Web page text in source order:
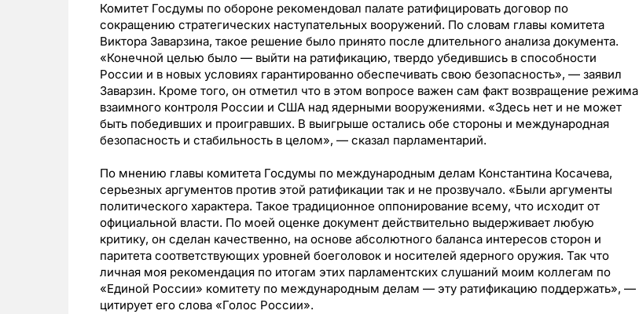
Комитет Госдумы по обороне рекомендовал палате ратифицировать договор по
сокращению стратегических наступательных вооружений. По словам главы комитета
Виктора Заварзина, такое решение было принято после длительного анализа документа.
«Конечной целью было — выйти на ратификацию, твердо убедившись в способности
России и в новых условиях гарантированно обеспечивать свою безопасность», — заявил
Заварзин. Кроме того, он отметил что в этом вопросе важен сам факт возвращение режима
взаимного контроля России и США над ядерными вооружениями. «Здесь нет и не может
быть победивших и проигравших. В выигрыше остались обе стороны и международная
безопасность и стабильность в целом», — сказал парламентарий.
По мнению главы комитета Госдумы по международным делам Константина Косачева,
серьезных аргументов против этой ратификации так и не прозвучало. «Были аргументы
политического характера. Такое традиционное оппонирование всему, что исходит от
официальной власти. По моей оценке документ действительно выдерживает любую
критику, он сделан качественно, на основе абсолютного баланса интересов сторон и
паритета соответствующих уровней боеголовок и носителей ядерного оружия. Так что
личная моя рекомендация по итогам этих парламентских слушаний моим коллегам по
«Единой России» комитету по международным делам — эту ратификацию поддержать», —
цитирует его слова «Голос России».